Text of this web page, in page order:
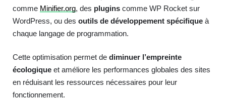
comme Minifier.org, des plugins comme WP Rocket sur
WordPress, ou des outils de développement spécifique à
chaque langage de programmation.
Cette optimisation permet de diminuer l’empreinte
écologique et améliore les performances globales des sites
en réduisant les ressources nécessaires pour leur
fonctionnement.